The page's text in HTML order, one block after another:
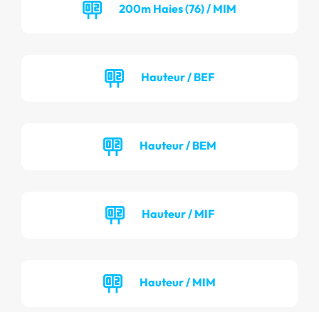
200m Haies (76) / MIM
Hauteur / BEF
Hauteur / BEM
Hauteur / MIF
Hauteur / MIM